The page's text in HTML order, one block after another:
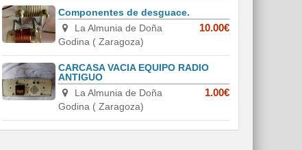
Componentes de desguace.
La Almunia de Doña
Godina ( Zaragoza)
10.00€
CARCASA VACIA EQUIPO RADIO
ANTIGUO
La Almunia de Doña
Godina ( Zaragoza)
1.00€